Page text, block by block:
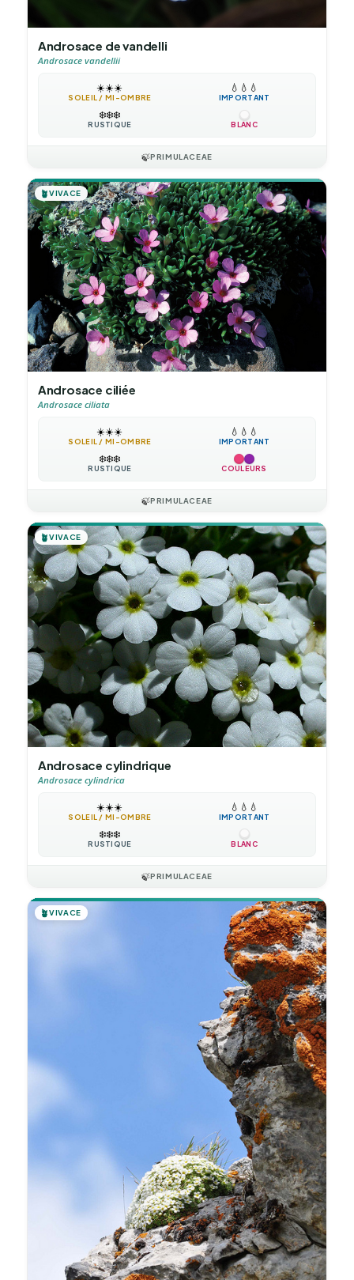
Androsace de vandelli
Androsace vandellii
☀️☀️☀️
SOLEIL / MI-OMBRE
💧 💧 💧
IMPORTANT
❄️❄️❄️
RUSTIQUE BLANC
🍃PRIMULACEAE
🪴VIVACE
Androsace ciliée
Androsace ciliata
☀️☀️☀️
SOLEIL / MI-OMBRE
💧 💧 💧
IMPORTANT
❄️❄️❄️
RUSTIQUE COULEURS
🍃PRIMULACEAE
🪴VIVACE
Androsace cylindrique
Androsace cylindrica
☀️☀️☀️
SOLEIL / MI-OMBRE
💧 💧 💧
IMPORTANT
❄️❄️❄️
RUSTIQUE BLANC
🍃PRIMULACEAE
🪴VIVACE